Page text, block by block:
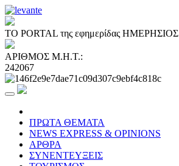
ΤΟ PORTAL της εφημερίδας ΗΜΕΡΗΣΙΟΣ
ΑΡΙΘΜΟΣ Μ.Η.Τ.:
242067
ΠΡΩΤΑ ΘΕΜΑΤΑ
NEWS EXPRESS & OPINIONS
ΑΡΘΡΑ
ΣΥΝΕΝΤΕΥΞΕΙΣ